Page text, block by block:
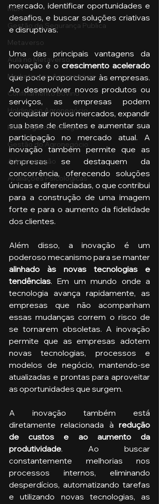
MBA
Gestão de Segurança Publica
Metaverso
Aula no Metaverso
Marketing no Agronegócio
Confinamento Bovino
Holding no Agronegócio
Psicologia de tráfego
Gestão do Agronegócio
Administração
Avaliações Psicológicas
mercado, identificar oportunidades e
desafios, e buscar soluções criativas
e disruptivas.
Uma das principais vantagens da
inovação é o crescimento acelerado
que pode proporcionar às empresas.
Ao desenvolver novos produtos ou
serviços, as empresas podem
conquistar novos mercados, expandir
sua base de clientes e aumentar sua
participação no mercado atual. A
inovação também permite que as
empresas se destaquem da
concorrência, oferecendo soluções
únicas e diferenciadas, o que contribui
para a construção de uma imagem
forte e para o aumento da fidelidade
dos clientes.
Além disso, a inovação é um
alinhado às novas tecnologias e
tendências. Em um mundo onde a
tecnologia avança rapidamente, as
empresas que não acompanham
essas mudanças correm o risco de
se tornarem obsoletas. A inovação
permite que as empresas adotem
novas tecnologias, processos e
modelos de negócio, mantendo-se
atualizadas e prontas para aproveitar
as oportunidades que surgem.
A inovação também está
diretamente relacionada à redução
de custos e ao aumento da
produtividade. Ao buscar
constantemente melhorias nos
processos internos, eliminando
desperdícios, automatizando tarefas
e utilizando novas tecnologias, as